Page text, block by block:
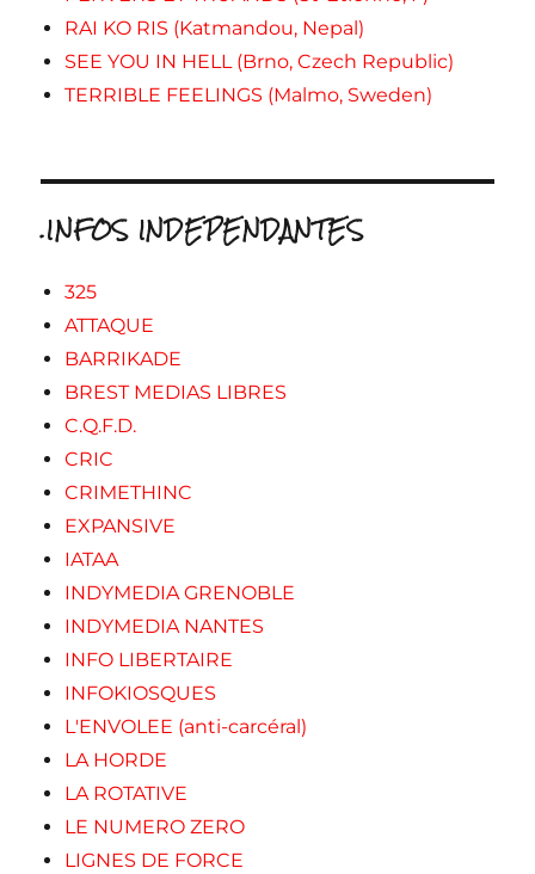
RAI KO RIS (Katmandou, Nepal)
SEE YOU IN HELL (Brno, Czech Republic)
TERRIBLE FEELINGS (Malmo, Sweden)
.INFOS INDEPENDANTES
325
ATTAQUE
BARRIKADE
BREST MEDIAS LIBRES
C.Q.F.D.
CRIC
CRIMETHINC
EXPANSIVE
IATAA
INDYMEDIA GRENOBLE
INDYMEDIA NANTES
INFO LIBERTAIRE
INFOKIOSQUES
L'ENVOLEE (anti-carcéral)
LA HORDE
LA ROTATIVE
LE NUMERO ZERO
LIGNES DE FORCE